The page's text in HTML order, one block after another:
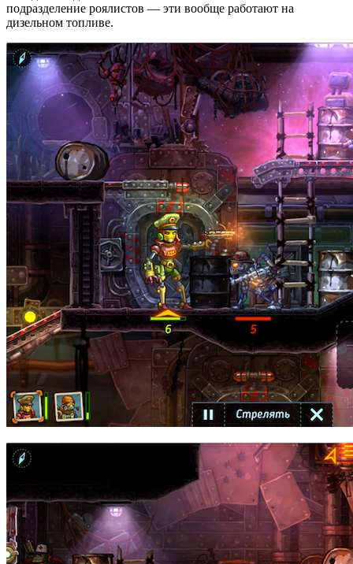
подразделение роялистов — эти вообще работают на
дизельном топливе.